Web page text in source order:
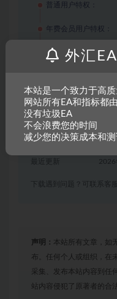
普通用户特权：
年费会员用户特权：
永久超级会员用户特
其他信息
有效期 购买
2026
下载遇到问题？可联系客
声明： 本站所有文章，如
布。任何个人或组织，在
采集、发布本站内容到任
站内容侵犯了原著者的合
外汇
本站是一个致力于高
网站所有EA和指标都
没有垃圾EA
不会浪费您的时间
减少您的决策成本和